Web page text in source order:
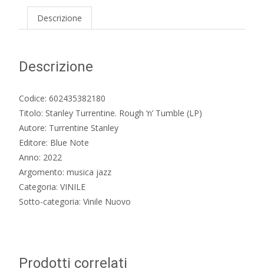
quantitàDescrizione
Descrizione
Codice: 602435382180
Titolo: Stanley Turrentine. Rough ‘n’ Tumble (LP)
Autore: Turrentine Stanley
Editore: Blue Note
Anno: 2022
Argomento: musica jazz
Categoria: VINILE
Sotto-categoria: Vinile Nuovo
Prodotti correlati